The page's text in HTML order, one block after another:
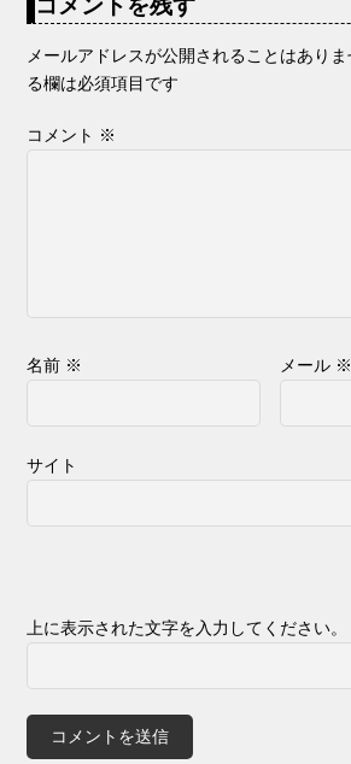
メールアドレスが公開されることはありま
る欄は必須項目です
コメント ※
名前 ※ メール ※
サイト
上に表示された文字を入力してください。